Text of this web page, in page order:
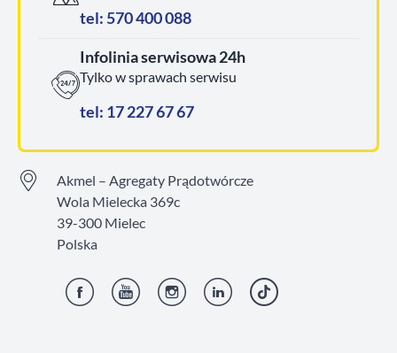
tel: 570 400 088
Infolinia serwisowa 24h
Tylko w sprawach serwisu
tel: 17 227 67 67
Akmel – Agregaty Prądotwórcze
Wola Mielecka 369c
39-300 Mielec
Polska